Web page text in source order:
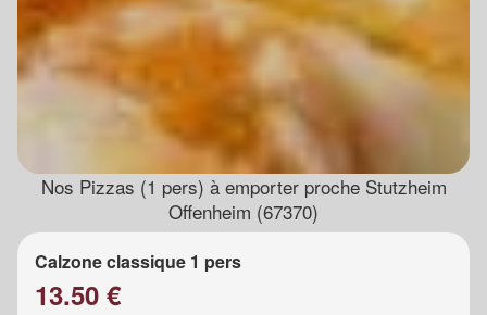
Nos Pizzas (1 pers) à emporter proche Stutzheim
Offenheim (67370)
Calzone classique 1 pers
13.50 €